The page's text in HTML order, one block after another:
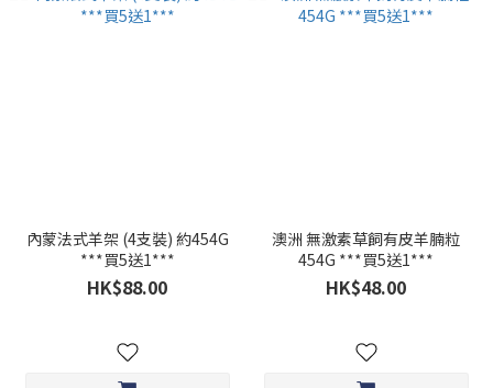
內蒙法式羊架 (4支裝) 約454G
***買5送1***
HK$88.00
澳洲 無激素草飼有皮羊腩粒
454G ***買5送1***
HK$48.00